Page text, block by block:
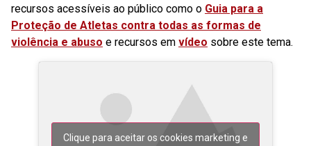
recursos acessíveis ao público como o Guia para a
Proteção de Atletas contra todas as formas de
violência e abuso e recursos em vídeo sobre este tema.
Clique para aceitar os cookies marketing e